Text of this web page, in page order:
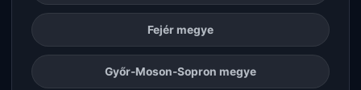
Fejér megye
Győr-Moson-Sopron megye